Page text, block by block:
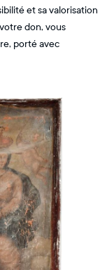
et sa valorisation
don, vous
porté avec